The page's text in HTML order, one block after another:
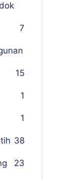
7
5
1
1
1
38
23